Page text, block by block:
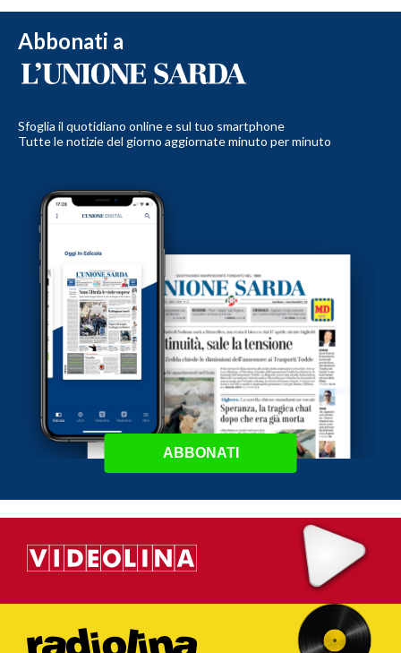
Abbonati a
Sfoglia il quotidiano online e sul tuo smartphone
Tutte le notizie del giorno aggiornate minuto per minuto
ABBONATI